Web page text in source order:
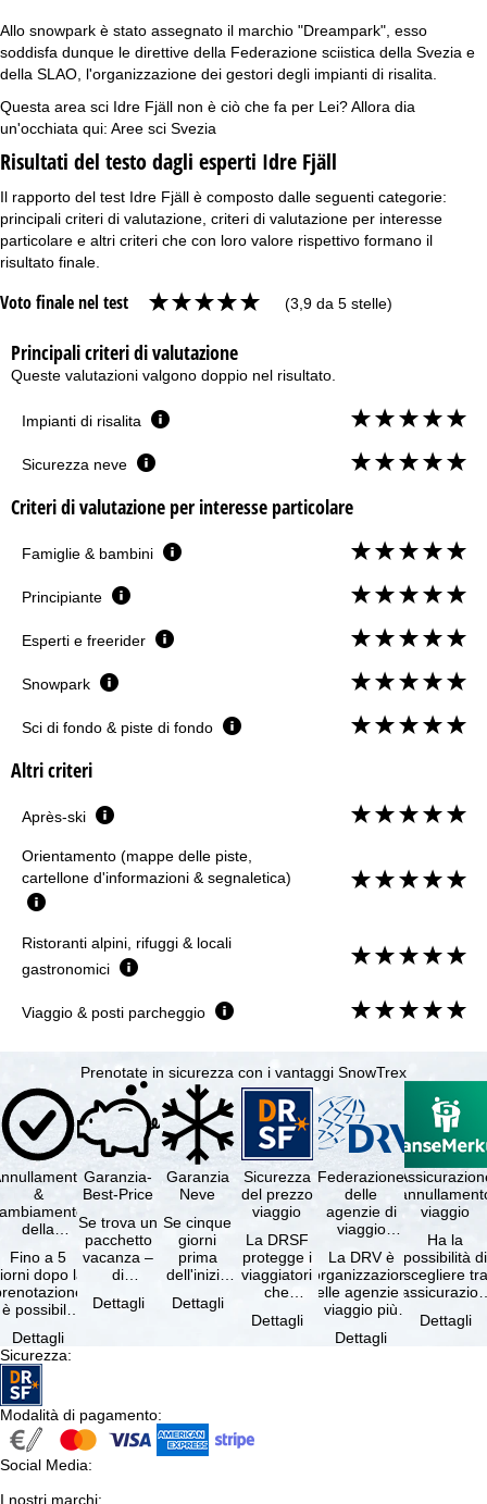
Allo snowpark è stato assegnato il marchio "Dreampark", esso
soddisfa dunque le direttive della Federazione sciistica della Svezia e
della SLAO, l'organizzazione dei gestori degli impianti di risalita.
Questa area sci Idre Fjäll non è ciò che fa per Lei? Allora dia
un'occhiata qui: Aree sci Svezia
Risultati del testo dagli esperti Idre Fjäll
Il rapporto del test Idre Fjäll è composto dalle seguenti categorie:
principali criteri di valutazione, criteri di valutazione per interesse
particolare e altri criteri che con loro valore rispettivo formano il
risultato finale.
Voto finale nel test (3,9 da 5 stelle)
Principali criteri di valutazione
Queste valutazioni valgono doppio nel risultato.
Impianti di risalita
Sicurezza neve
Criteri di valutazione per interesse particolare
Famiglie & bambini
Principiante
Esperti e freerider
Snowpark
Sci di fondo & piste di fondo
Altri criteri
Après-ski
Orientamento (mappe delle piste,
cartellone d'informazioni & segnaletica)
Ristoranti alpini, rifuggi & locali
gastronomici
Viaggio & posti parcheggio
Prenotate in sicurezza con i vantaggi SnowTrex
&
della
gratuiti
Fino a 5
dopo la
è possibile
il …
Dettagli
Garanzia-
Best-Price
Se trova un
pacchetto
vacanza –
di
e servizi
Dettagli
Garanzia
Neve
Se cinque
giorni
prima
dell'inizio
soggiorno
Dettagli
Sicurezza
del prezzo
viaggio
La DRSF
protegge i
viaggiatori
che
un
Dettagli
Federazione
delle
agenzie di
viaggio
La DRV è
l'organizzazione
delle agenzie di
viaggio più
Germania.
Dettagli
viaggio
Ha la
possibilità di
scegliere tra
viaggio
Dettagli
Sicurezza:
Modalità di pagamento:
Social Media:
I nostri marchi: